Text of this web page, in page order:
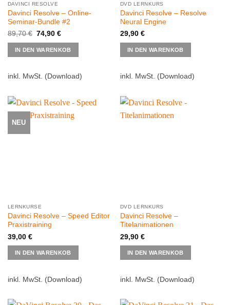
DAVINCI RESOLVE
Davinci Resolve – Online-
Seminar-Bundle #2
89,70€ Ursprünglicher
war:
89,70 €
74,90 €Aktueller
ist:
74,90 €.
IN DEN WARENKOB
inkl. MwSt. (Download)
DVD LERNKURS
Davinci Resolve – Resolve
Neural Engine
29,90 €
IN DEN WARENKOB
inkl. MwSt. (Download)
NEU
LERNKURSE
Davinci Resolve – Speed Editor
Praxistraining
39,00 €
IN DEN WARENKOB
inkl. MwSt. (Download)
DVD LERNKURS
Davinci Resolve –
Titelanimationen
29,90 €
IN DEN WARENKOB
inkl. MwSt. (Download)